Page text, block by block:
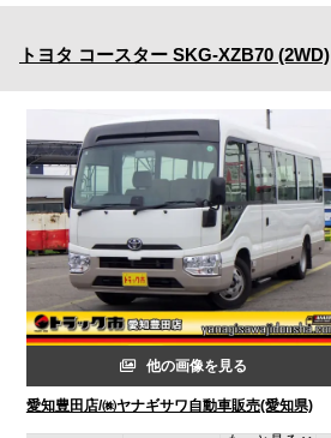
トヨタ コースター SKG-XZB70 (2WD)
他の画像を見る
愛知豊田店/㈱ヤナギサワ自動車販売(愛知県)